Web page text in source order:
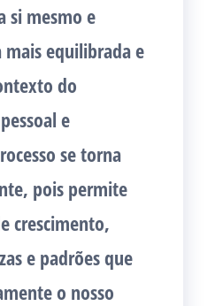
si mesmo e
equilibrada e
do
e
se torna
pois permite
crescimento,
e padrões que
o nosso